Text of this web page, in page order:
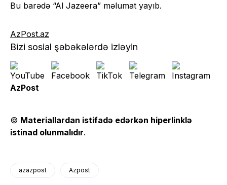
Bu barədə “Al Jazeera” məlumat yayıb.
AzPost.az
Bizi sosial şəbəkələrdə izləyin
AzPost
© Materiallardan istifadə edərkən hiperlinklə
istinad olunmalıdır.
azazpost Azpost